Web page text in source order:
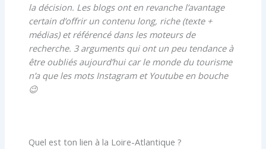
la décision. Les blogs ont en revanche l’avantage
certain d’offrir un contenu long, riche (texte +
médias) et référencé dans les moteurs de
recherche. 3 arguments qui ont un peu tendance à
être oubliés aujourd’hui car le monde du tourisme
n’a que les mots Instagram et Youtube en bouche
😉
Quel est ton lien à la Loire-Atlantique ?